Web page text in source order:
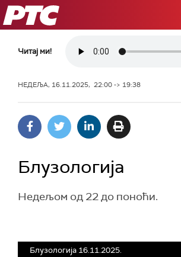
РТС
Читај ми!
НЕДЕЉА, 16.11.2025, 22:00 -> 19:38
Блузологија
Недељом од 22 до поноћи.
Блузологија 16.11.2025.